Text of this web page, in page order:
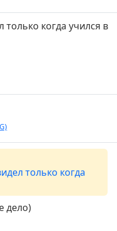
только когда учился в
только когда
дело)